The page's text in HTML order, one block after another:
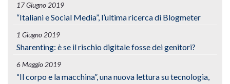
17 Giugno 2019
“Italiani e Social Media”, l’ultima ricerca di Blogmeter
1 Giugno 2019
Sharenting: è se il rischio digitale fosse dei genitori?
6 Maggio 2019
“Il corpo e la macchina”, una nuova lettura su tecnologia,